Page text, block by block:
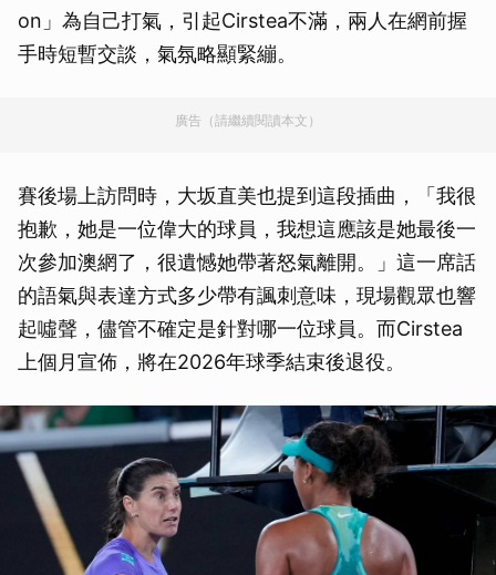
on」為自己打氣，引起Cirstea不滿，兩人在網前握
手時短暫交談，氣氛略顯緊繃。
廣告（請繼續閱讀本文）
賽後場上訪問時，大坂直美也提到這段插曲，「我很
抱歉，她是一位偉大的球員，我想這應該是她最後一
次參加澳網了，很遺憾她帶著怒氣離開。」這一席話
的語氣與表達方式多少帶有諷刺意味，現場觀眾也響
起噓聲，儘管不確定是針對哪一位球員。而Cirstea
上個月宣佈，將在2026年球季結束後退役。